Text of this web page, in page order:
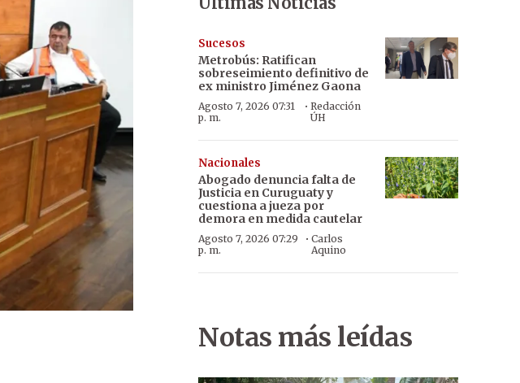
Sucesos
Metrobús: Ratifican
sobreseimiento definitivo de
ex ministro Jiménez Gaona
Agosto 7, 2026 07:31
p. m.
·Redacción
ÚH
Nacionales
Abogado denuncia falta de
Justicia en Curuguaty y
cuestiona a jueza por
demora en medida cautelar
Agosto 7, 2026 07:29
p. m.
· Carlos
Aquino
Notas más leídas